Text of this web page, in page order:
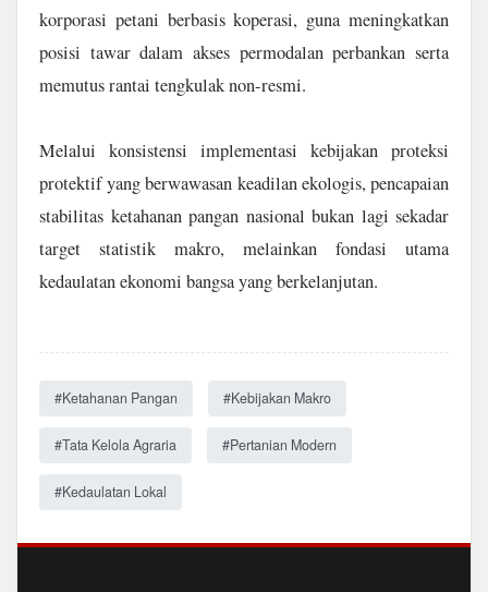
korporasi petani berbasis koperasi, guna meningkatkan
posisi tawar dalam akses permodalan perbankan serta
memutus rantai tengkulak non-resmi.
Melalui konsistensi implementasi kebijakan proteksi
protektif yang berwawasan keadilan ekologis, pencapaian
stabilitas ketahanan pangan nasional bukan lagi sekadar
target statistik makro, melainkan fondasi utama
kedaulatan ekonomi bangsa yang berkelanjutan.
#Ketahanan Pangan #Kebijakan Makro
#Tata Kelola Agraria #Pertanian Modern
#Kedaulatan Lokal